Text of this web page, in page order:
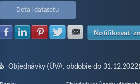
Detail datasetu
Zdielať na Facebook
Zdielať na LinkedIn
Zdielať na Pinterest
Zdielať na Twitter
Zdielať na E-
Notifikovať
Objednávky (ÚVA, obdobie do 31.12.2022)